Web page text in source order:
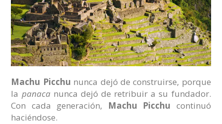
Machu Picchu nunca dejó de construirse, porque
la panaca nunca dejó de retribuir a su fundador.
Con cada generación, Machu Picchu continuó
haciéndose.